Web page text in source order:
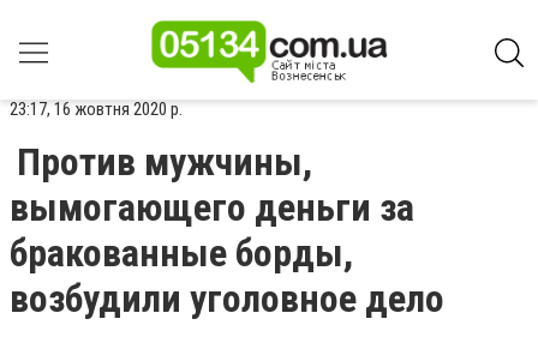
23:17, 16 жовтня 2020 р.
Против мужчины,
вымогающего деньги за
бракованные борды,
возбудили уголовное дело